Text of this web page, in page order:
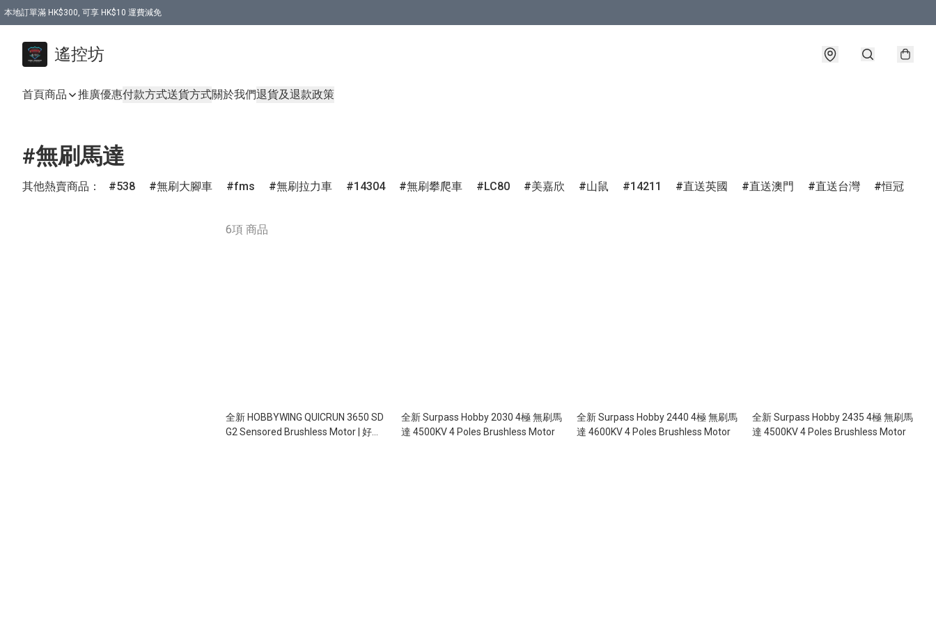
本地訂單滿 HK$300, 可享 HK$10 運費減免
遙控坊
首頁商品 推廣優惠付款方式送貨方式關於我們退貨及退款政策
#無刷馬達
其他熱賣商品： 538 無刷大腳車 fms 無刷拉力車 14304 無刷攀爬車 LC80 美嘉欣 山鼠 14211 直送英國 直送澳門 直送台灣 恒冠
6項 商品
全新 HOBBYWING QUICRUN 3650 SD
G2 Sensored Brushless Motor | 好盈
全新 Surpass Hobby 2030 4極 無刷馬
達 4500KV 4 Poles Brushless Motor
全新 Surpass Hobby 2440 4極 無刷馬
達 4600KV 4 Poles Brushless Motor
全新 Surpass Hobby 2435 4極 無刷馬
達 4500KV 4 Poles Brushless Motor